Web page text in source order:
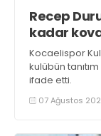
Recep
kadar
Kocaelispor
kulübün
ifade etti.
07 Ağustos